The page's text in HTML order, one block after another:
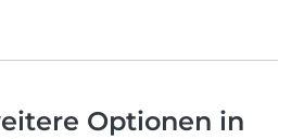
Optionen in